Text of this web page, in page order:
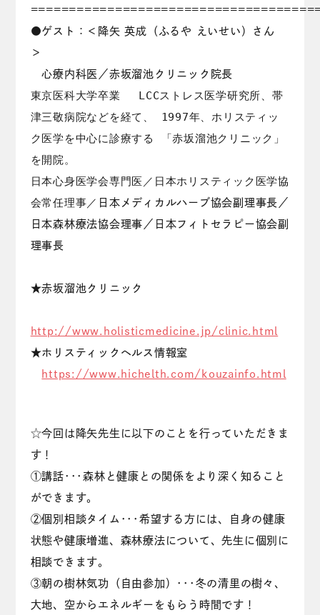
●ゲスト：＜降矢 英成（ふるや えいせい）さん
＞
心療内科医／赤坂溜池クリニック院長
東京医科大学卒業 LCCストレス医学研究所、帯
津三敬病院などを経て、 1997年、ホリスティッ
ク医学を中心に診療する 「赤坂溜池クリニック」
を開院。
日本心身医学会専門医／日本ホリスティック医学協
会常任理事／ 日本メディカルハーブ協会副理事長／
日本森林療法協会理事／日本フィトセラピー協会副
理事長
★赤坂溜池クリニック
http://www.holisticmedicine.jp/clinic.html
★ホリスティックヘルス情報室
https://www.hichelth.com/kouzainfo.html
☆今回は降矢先生に以下のことを行っていただきま
す！
①講話･･･森林と健康との関係をより深く知ること
ができます。
②個別相談タイム･･･希望する方には、自身の健康
状態や健康増進、森林療法について、先生に個別に
相談できます。
③朝の樹林気功（自由参加）･･･冬の清里の樹々、
大地、空からエネルギーをもらう時間です！